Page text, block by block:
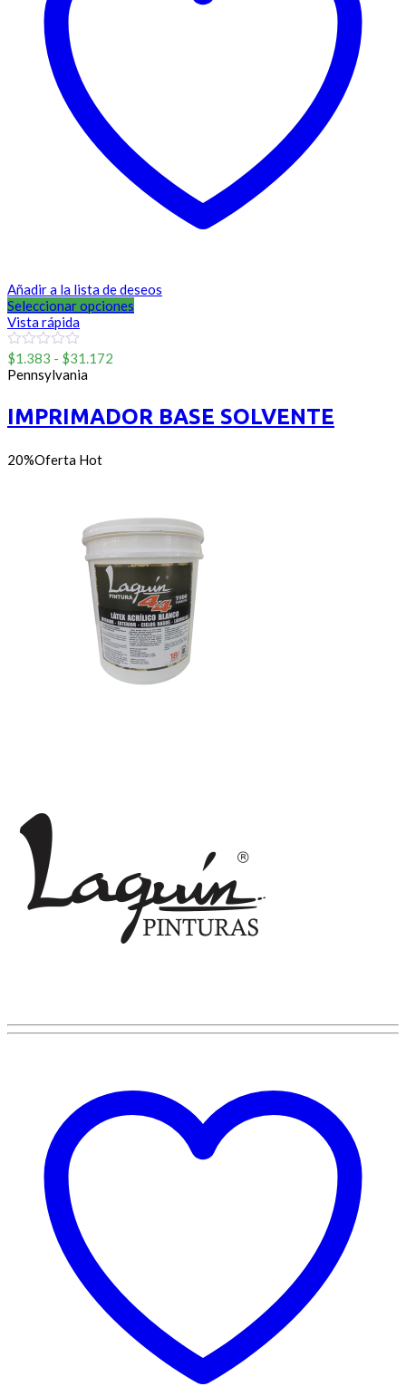
Añadir a la lista de deseos
Seleccionar opciones
Vista rápida
0
out
of
$1.383 - $31.172
desde
$1.383
Pennsylvania
IMPRIMADOR BASE SOLVENTE
20%Oferta Hot